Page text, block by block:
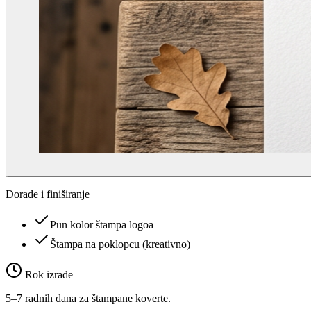
Dorade i finiširanje
Pun kolor štampa logoa
Štampa na poklopcu (kreativno)
Rok izrade
5–7 radnih dana za štampane koverte.